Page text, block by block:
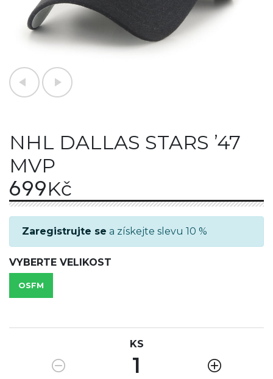
NHL DALLAS STARS ’47
MVP
699Kč
Zaregistrujte se a získejte slevu 10 %
VYBERTE VELIKOST
OSFM
KS
1